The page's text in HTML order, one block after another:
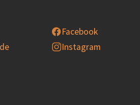
Facebook
Instagram